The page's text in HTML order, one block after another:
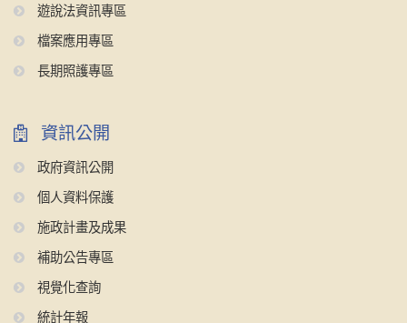
遊說法資訊專區
檔案應用專區
長期照護專區
資訊公開
政府資訊公開
個人資料保護
施政計畫及成果
補助公告專區
視覺化查詢
統計年報